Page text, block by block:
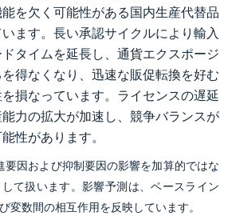
を欠く可能性がある国内生産代替品
ます。長い承認サイクルにより輸入
タイムを延長し、通貨エクスポージ
得なくなり、迅速な販促転換を好む
損なっています。ライセンスの遅延
力の拡大が加速し、競争バランスが
性があります。
因および抑制要因の影響を加算的ではな
て扱います。影響予測は、ベースライン
変数間の相互作用を反映しています。